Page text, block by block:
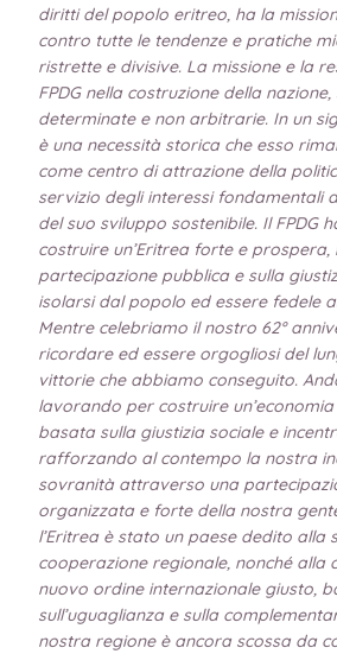
diritti del popolo eritreo, ha la
contro tutte le tendenze e pratiche
ristrette e divisive. La missione e la
FPDG nella costruzione della
determinate e non arbitrarie. In un
è una necessità storica che esso
come centro di attrazione della
servizio degli interessi fondamentali
del suo sviluppo sostenibile. Il FPDG
costruire un’Eritrea forte e prospera,
partecipazione pubblica e sulla
isolarsi dal popolo ed essere fedele
Mentre celebriamo il nostro 62°
ricordare ed essere orgogliosi del
vittorie che abbiamo conseguito.
lavorando per costruire
basata sulla giustizia sociale e
rafforzando al contempo la nostra
sovranità attraverso una
organizzata e forte della nostra
l’Eritrea è stato un paese dedito alla
cooperazione regionale, nonché alla
nuovo ordine internazionale giusto,
sull’uguaglianza e sulla
nostra regione è ancora scossa da